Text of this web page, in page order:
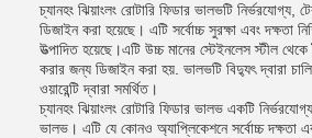
চ্যানহং ঝিয়াংলং রোটারি ফিডার ভালভটি
ডিজাইন করা হয়েছে। এটি সর্বোচ্চ সুরক্ষা এবং দক্ষতা
উত্পাদিত হয়েছে।এটি উচ্চ মানের স্টেইনলেস স্টীল
করার জন্য ডিজাইন করা হয়. ভালভটি বিদ্যুৎ দ্বারা
ওয়ারেন্টি দ্বারা সমর্থিত।
চ্যানহং ঝিয়াংলং রোটারি ফিডার ভালভ একটি
ভালভ। এটি যে কোনও অ্যাপ্লিকেশনে সর্বোচ্চ দক্ষতা